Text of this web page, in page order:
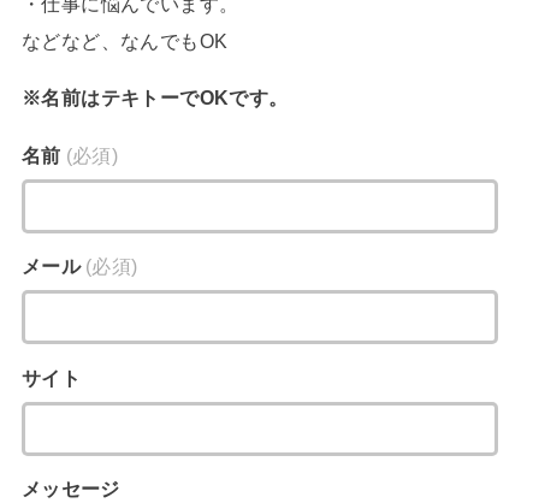
などなど、なんでもOK
※名前はテキトーでOKです。
名前 (必須)
メール (必須)
サイト
メッセージ